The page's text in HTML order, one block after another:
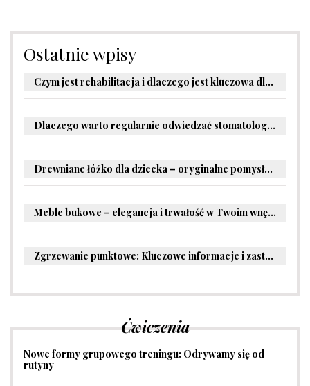
Ostatnie wpisy
Czym jest rehabilitacja i dlaczego jest kluczowa dla powrotu do zdrowia?
Dlaczego warto regularnie odwiedzać stomatologa?
Drewniane łóżko dla dziecka – oryginalne pomysły na aranżację pokoju malucha
Meble bukowe – elegancja i trwałość w Twoim wnętrzu
Zgrzewanie punktowe: Kluczowe informacje i zastosowania w przemyśle
Ćwiczenia
Nowe formy grupowego treningu: Odrywamy się od
rutyny